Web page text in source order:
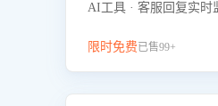
AI工具 · 客服回复实时
限时免费已售99+